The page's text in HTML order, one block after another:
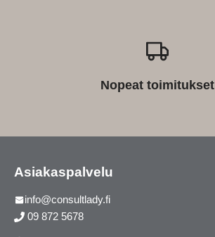
Nopeat toimitukset
Asiakaspalvelu
info@consultlady.fi
09 872 5678